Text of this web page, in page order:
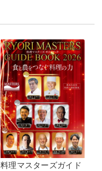
料理マスターズガイド